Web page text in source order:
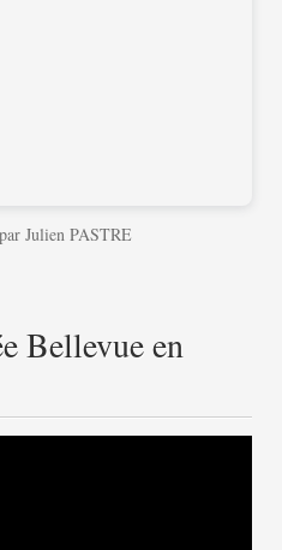
par Julien PASTRE
Bellevue en